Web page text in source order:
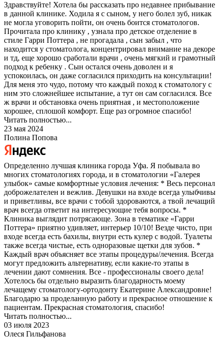
Здравствуйте! Хотела бы рассказать про недавнее прибывание
в данной клинике. Ходила я с сыном, у него болел зуб, никак
не могла уговорить пойти, он очень боится стоматологов.
Прочитала про клинику , узнала про детское отделение в
стиле Гарри Поттера , не прогадала , сын забыл , что
находится у стоматолога, концентрировал внимание на декоре
и тд, еще хорошо сработали врачи , очень мягкий и грамотный
подход к ребенку . Сын остался очень доволен и я
успокоилась, он даже согласился приходить на консультации!
Для меня это чудо, потому что каждый поход к стоматологу с
ним это сложнейшее испытание, а тут он сам согласился. Все
ж врачи и обстановка очень приятная , и местоположение
хорошее, сплошой комфорт. Еще раз огромное спасибо!
Читать полностью...
23 мая 2024
Полина Попова
Определенно лучшая клиника города Уфа. Я побывала во
многих стоматологиях города, и в стоматологии «Галерея
улыбок» самые комфортные условия лечения: * Весь персонал
доброжелателен и вежлив. Девушки на входе всегда улыбчивы
и приветливы, все врачи с тобой здороваются, а твой лечащий
врач всегда ответит на интересующие тебя вопросы. *
Клиника выглядит потрясающе. Зона в тематике «Гарри
Поттера» приятно удивляет, интерьер 10/10! Везде чисто, при
входе всегда есть бахилы, внутри есть кулер с водой. Туалеты
также всегда чистые, есть одноразовые щетки для зубов. *
Каждый врач объясняет все этапы процедуры/лечения. Всегда
могут предложить альтернативу, если какие-то этапы в
лечении дают сомнения. Все - профессионалы своего дела!
Хотелось бы отдельно выразить благодарность моему
лечащему стоматологу-ортодонту Екатерине Александровне!
Благодарю за проделанную работу и прекрасное отношение к
пациентам. Прекрасная стоматология, спасибо!
Читать полностью...
03 июля 2023
Олеся Гильфанова